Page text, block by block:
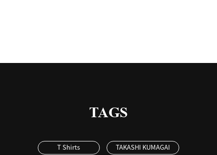
TAGS
T Shirts TAKASHI KUMAGAI